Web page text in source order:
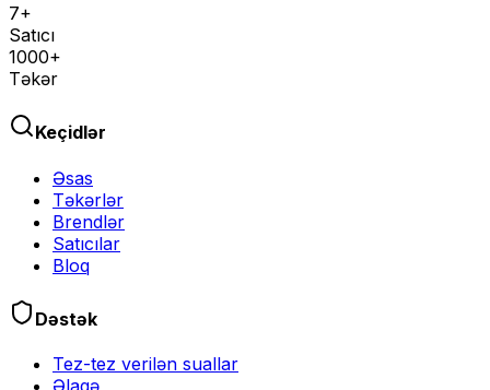
7+
Satıcı
1000+
Təkər
Keçidlər
Əsas
Təkərlər
Brendlər
Satıcılar
Bloq
Dəstək
Tez-tez verilən suallar